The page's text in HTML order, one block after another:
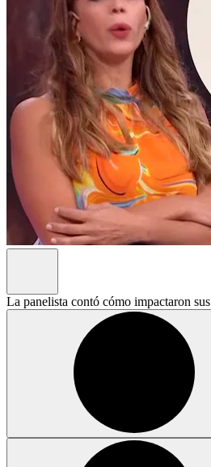
La panelista contó cómo impactaron